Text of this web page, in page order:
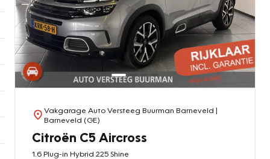
Vakgarage Auto Versteeg Buurman Barneveld |
Barneveld (GE)
Citroën C5 Aircross
1.6 Plug-in Hybrid 225 Shine